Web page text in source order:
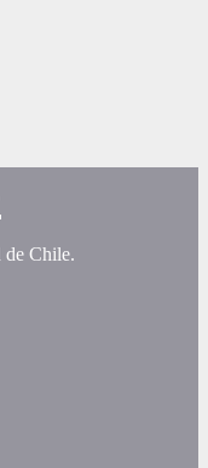
Chile.